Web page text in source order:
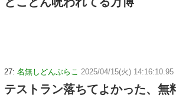
27: 名無しどんぶらこ 2025/04/15(火)
テストラン落ちてよかった、無